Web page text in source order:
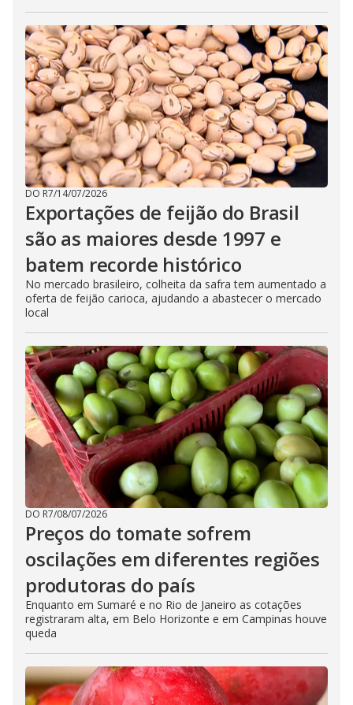
DO R7/14/07/2026
Exportações de feijão do Brasil
são as maiores desde 1997 e
batem recorde histórico
No mercado brasileiro, colheita da safra tem aumentado a
oferta de feijão carioca, ajudando a abastecer o mercado
local
DO R7/08/07/2026
Preços do tomate sofrem
oscilações em diferentes regiões
produtoras do país
Enquanto em Sumaré e no Rio de Janeiro as cotações
registraram alta, em Belo Horizonte e em Campinas houve
queda